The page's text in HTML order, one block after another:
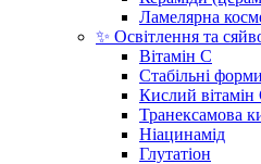
Ламелярна
✨ Освітлення та
Вітамін С
Стабільні
Кислий
Транексамова
Ніацинамід
Глутатіон